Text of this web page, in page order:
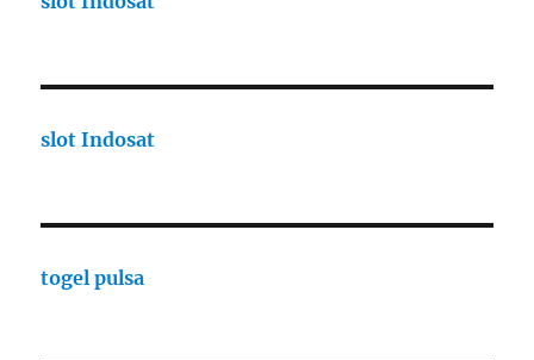
slot Indosat
togel pulsa